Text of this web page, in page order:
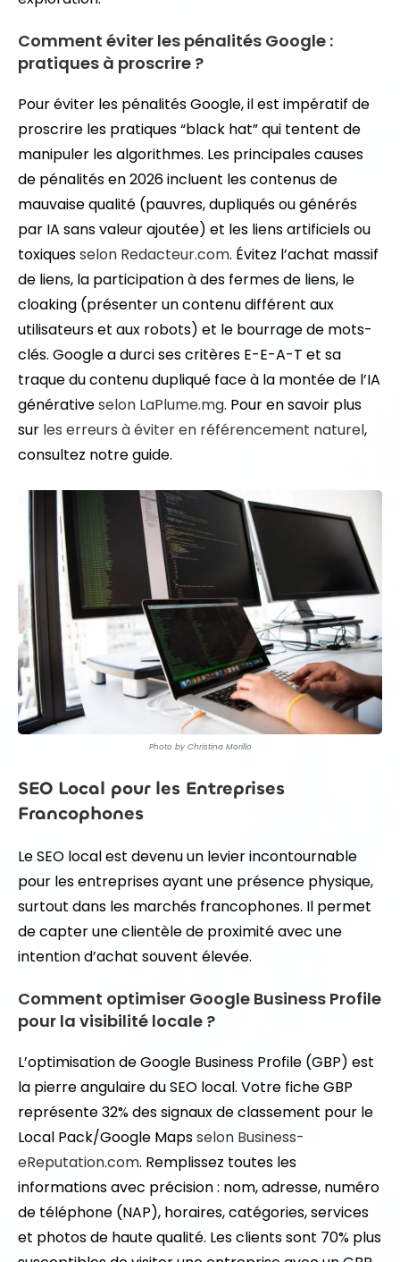
Comment éviter les pénalités Google :
pratiques à proscrire ?
Pour éviter les pénalités Google, il est impératif de
proscrire les pratiques “black hat” qui tentent de
manipuler les algorithmes. Les principales causes
de pénalités en 2026 incluent les contenus de
mauvaise qualité (pauvres, dupliqués ou générés
par IA sans valeur ajoutée) et les liens artificiels ou
toxiquesselon Redacteur.com. Évitez l’achat massif
de liens, la participation à des fermes de liens, le
cloaking (présenter un contenu différent aux
utilisateurs et aux robots) et le bourrage de mots-
clés. Google a durci ses critères E-E-A-T et sa
traque du contenu dupliqué face à la montée de l’IA
générativeselon LaPlume.mg. Pour en savoir plus
sur les erreurs à éviter en référencement naturel,
consultez notre guide.
Photo by Christina Morillo
SEO Local pour les Entreprises
Francophones
Le SEO local est devenu un levier incontournable
pour les entreprises ayant une présence physique,
surtout dans les marchés francophones. Il permet
de capter une clientèle de proximité avec une
intention d’achat souvent élevée.
Comment optimiser Google Business Profile
pour la visibilité locale ?
L’optimisation de Google Business Profile (GBP) est
la pierre angulaire du SEO local. Votre fiche GBP
représente 32% des signaux de classement pour le
Local Pack/Google Mapsselon Business-
eReputation.com. Remplissez toutes les
informations avec précision : nom, adresse, numéro
de téléphone (NAP), horaires, catégories, services
et photos de haute qualité. Les clients sont 70% plus